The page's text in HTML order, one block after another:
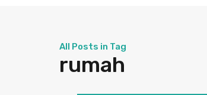
All Posts in Tag
rumah